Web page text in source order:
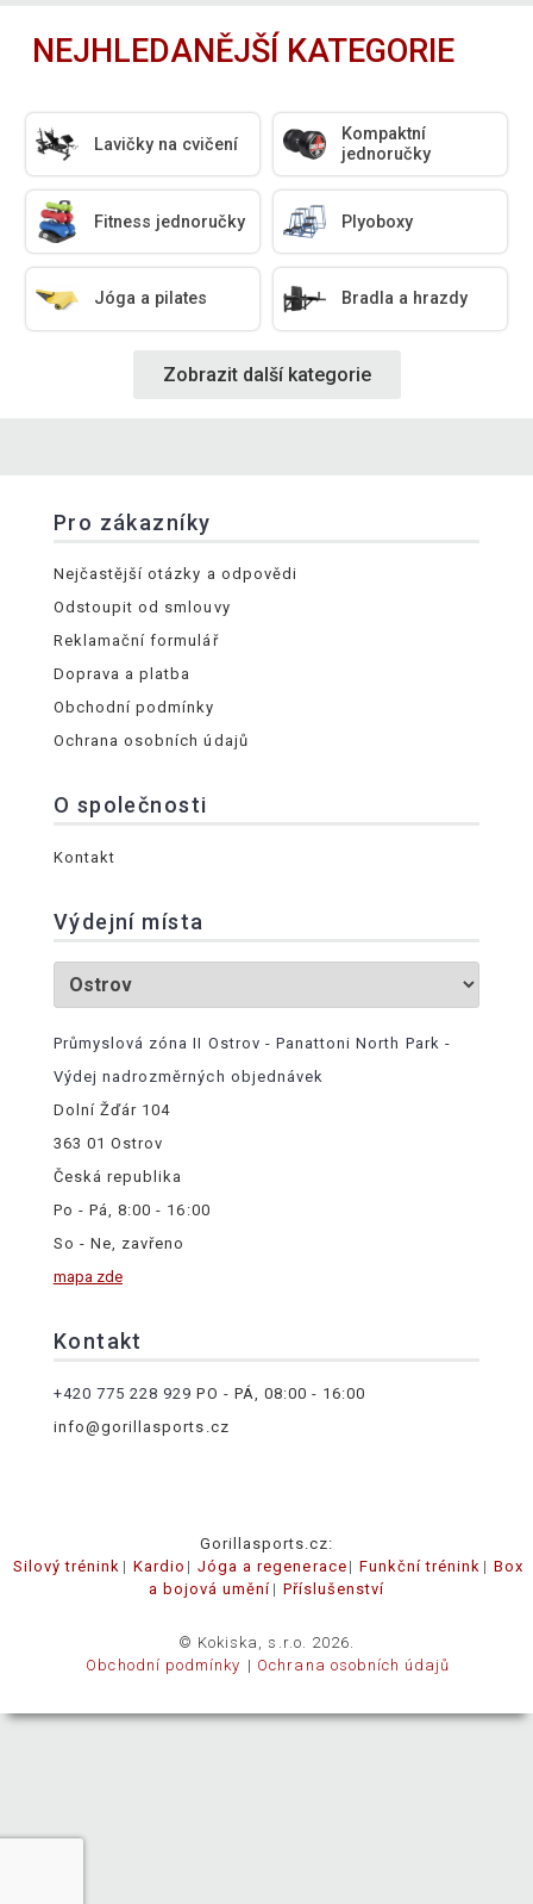
NEJHLEDANĚJŠÍ KATEGORIE
Lavičky na cvičení
Kompaktní
jednoručky
Fitness jednoručky Plyoboxy
Jóga a pilates Bradla a hrazdy
Zobrazit další kategorie
Pro zákazníky
Nejčastější otázky a odpovědi
Odstoupit od smlouvy
Reklamační formulář
Doprava a platba
Obchodní podmínky
Ochrana osobních údajů
O společnosti
Kontakt
Výdejní místa
Průmyslová zóna II Ostrov - Panattoni North Park -
Výdej nadrozměrných objednávek
Dolní Žďár 104
363 01 Ostrov
Česká republika
Po - Pá, 8:00 - 16:00
So - Ne, zavřeno
mapa zde
Kontakt
+420 775 228 929 PO - PÁ, 08:00 - 16:00
info@gorillasports.cz
Gorillasports.cz:
Silový trénink
Kardio Jóga a regenerace Funkční trénink
Box
a bojová umění
Příslušenství
© Kokiska, s.r.o. 2026.
Obchodní podmínky
Ochrana osobních údajů